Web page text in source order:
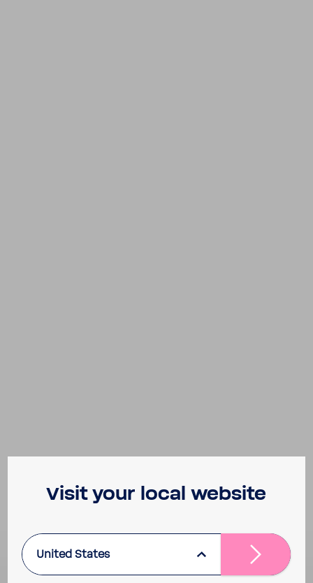
Visit your local website
United States